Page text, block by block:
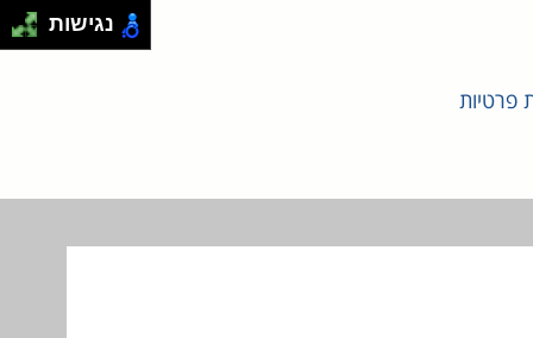
פרטיות
נגישות